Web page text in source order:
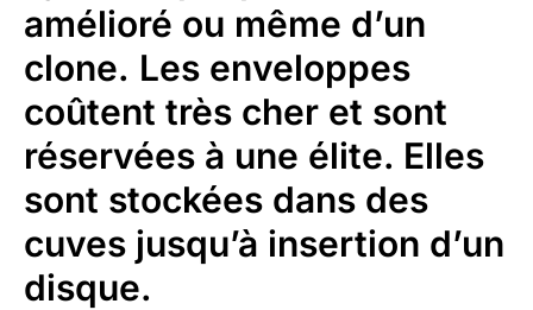
amélioré ou même d’un
clone. Les enveloppes
coûtent très cher et sont
réservées à une élite. Elles
sont stockées dans des
cuves jusqu’à insertion d’un
disque.